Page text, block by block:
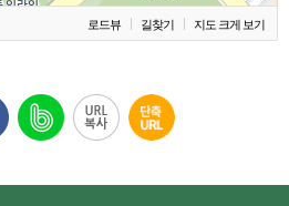
로드뷰 길찾기 지도 크게 보기